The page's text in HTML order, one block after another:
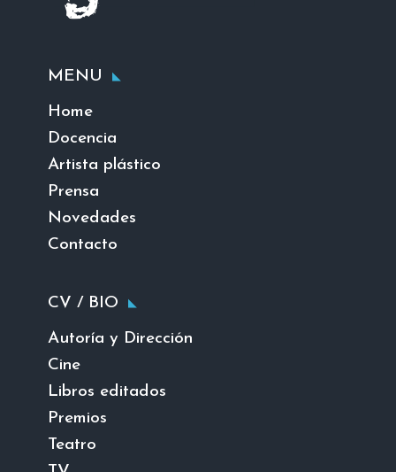
MENU
Home
Docencia
Artista plástico
Prensa
Novedades
Contacto
CV / BIO
Autoría y Dirección
Cine
Libros editados
Premios
Teatro